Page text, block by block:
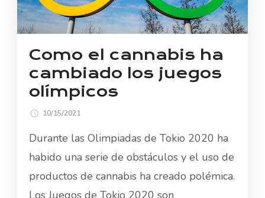
Como el cannabis ha
cambiado los juegos
olímpicos
10/15/2021
Durante las Olimpiadas de Tokio 2020 ha
habido una serie de obstáculos y el uso de
productos de cannabis ha creado polémica.
Los Juegos de Tokio 2020 son